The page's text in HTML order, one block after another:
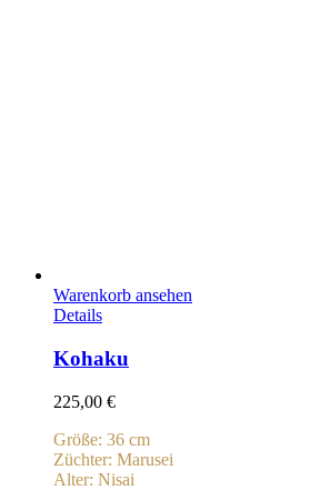
Warenkorb ansehen
Details
Kohaku
225,00 €
Größe: 36 cm
Züchter: Marusei
Alter: Nisai